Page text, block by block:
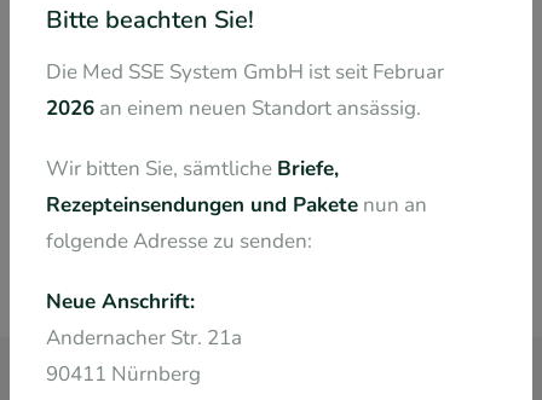
Pflichtfeld
Ich akzeptiere dieDatenschutzerklärung
Bitte beachten Sie!
Die Med SSE System GmbH ist seit Februar
2026 an einem neuen Standort ansässig.
Wir bitten Sie, sämtliche Briefe,
Rezepteinsendungen und Pakete nun an
folgende Adresse zu senden:
Neue Anschrift:
Andernacher Str. 21a
90411 Nürnberg